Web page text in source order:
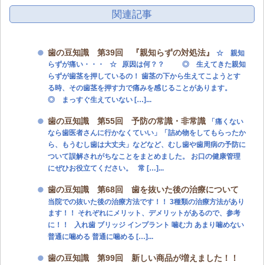
関連記事
歯の豆知識 第39回 『親知らずの対処法』 ☆ 親知
らずが痛い・・・ ☆ 原因は何？？ ◎ 生えてきた親知
らずが歯茎を押しているの！ 歯茎の下から生えてこようとす
る時、その歯茎を押す力で痛みを感じることがあります。
◎ まっすぐ生えていない […]...
歯の豆知識 第55回 予防の常識・非常識 「痛くない
なら歯医者さんに行かなくていい」「詰め物をしてもらったか
ら、もうむし歯は大丈夫」などなど、むし歯や歯周病の予防に
ついて誤解されがちなことをまとめました。 お口の健康管理
にぜひお役立てください。 常 […]...
歯の豆知識 第68回 歯を抜いた後の治療について
当院での抜いた後の治療方法です！！ 3種類の治療方法があり
ます！！ それぞれにメリット、デメリットがあるので、参考
に！！ 入れ歯 ブリッジ インプラント 噛む力 あまり噛めない
普通に噛める 普通に噛める […]...
歯の豆知識 第99回 新しい商品が増えました！！